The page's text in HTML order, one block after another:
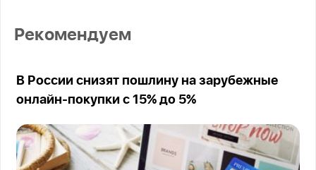
Рекомендуем
В России снизят пошлину на зарубежные
онлайн-покупки с 15% до 5%